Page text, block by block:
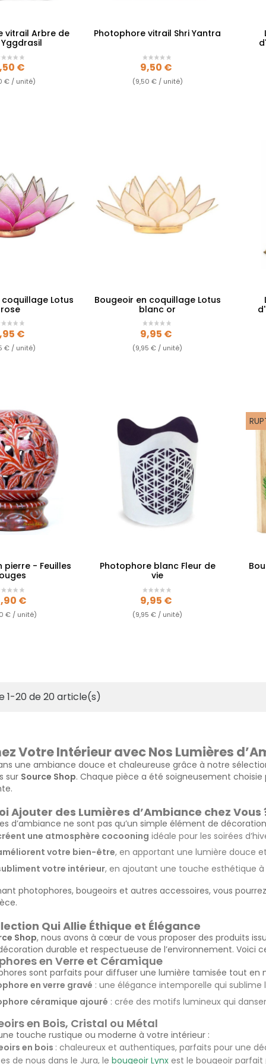
vitrail Arbre de
€
€ / unité)
Photophore vitrail Shri Yantra
Prix
9,50 €
(9,50 € / unité)
Lotus
rose
€
€ / unité)
Bougeoir en coquillage Lotus
blanc or
Prix
9,95 €
(9,95 € / unité)
pierre - Feuilles
€
€ / unité)
Photophore blanc Fleur de
vie
Prix
9,95 €
(9,95 € / unité)
1-20 de 20 article(s)
Votre Intérieur avec Nos Lumières
une ambiance douce et chaleureuse grâce à notre
sur Source Shop. Chaque pièce a été soigneusement
Ajouter des Lumières d’Ambiance chez Vous
d’ambiance ne sont pas qu’un simple élément de
une atmosphère cocooning idéale pour les soirées
votre bien-être, en apportant une lumière douce
votre intérieur, en ajoutant une touche esthétique
photophores, bougeoirs et autres accessoires, vous
Qui Allie Éthique et Élégance
Shop, nous avons à cœur de vous proposer des produits
durable et respectueuse de l’environnement. Voici
en Verre et Céramique
sont parfaits pour diffuser une lumière tamisée tout en
en verre gravé : une élégance intemporelle qui sublime
céramique ajouré : crée des motifs lumineux qui
en Bois, Cristal ou Métal
touche rustique ou moderne à votre intérieur :
en bois : chaleureux et authentiques, parfaits pour une
de nous dans le Jura, le bougeoir Lynx est le bougeoir